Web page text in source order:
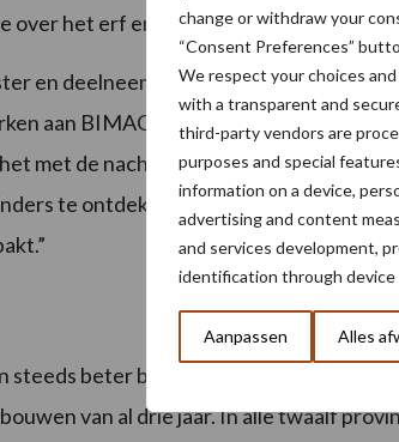
change or withdraw your
“Consent Preferences”
We respect your choices
with a transparent and
third-party vendors are
purposes and special
information on a device,
advertising and content
and services development,
identification through device
Aanpassen Alles
over het erf en turft zelf de vlinders die
en deelneemster sinds 2020: “Op
aan BIMAG is een mooie gelegenheid
met de nachtvlinders in onze omgeving
te ontdekken! Iedere keer bij het
beter beeld nu de landelijke
van al drie jaar. In alle twaalf